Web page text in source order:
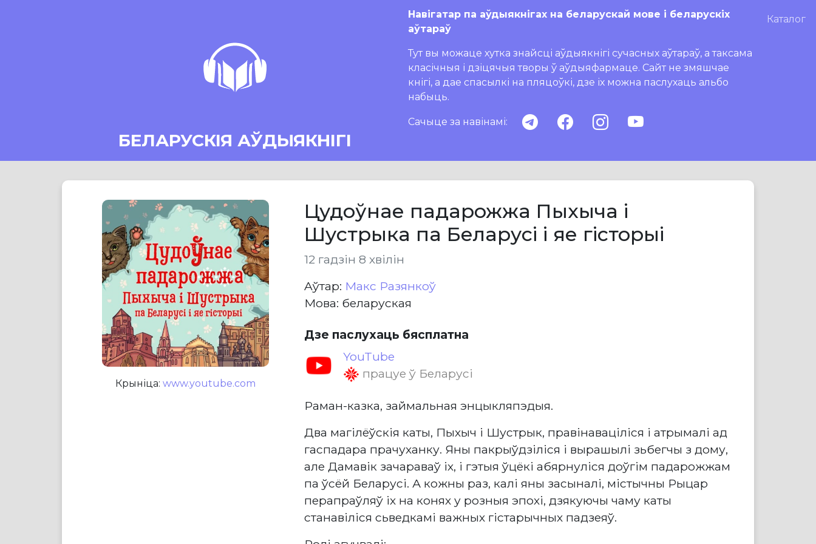
БЕЛАРУСКІЯ АЎДЫЯКНІГІ
Навігатар па аўдыякнігах на беларускай мове і беларускіх
аўтараў
Тут вы можаце хутка знайсці аўдыякнігі сучасных аўтараў, а таксама
класічныя і дзіцячыя творы ў аўдыяфармаце. Сайт не змяшчае
кнігі, а дае спасылкі на пляцоўкі, дзе іх можна паслухаць альбо
набыць.
Сачыце за навінамі:
Каталог
Крыніца: www.youtube.com
Цудоўнае падарожжа Пыхыча і
Шустрыка па Беларусі і яе гісторыі
12 гадзін 8 хвілін
Aўтар: Макс Разянкоў
Мова: беларуская
Дзе паслухаць бясплатна
YouTube
працуе ў Беларусі
Раман-казка, займальная энцыкляпэдыя.
Два магілёўскія каты, Пыхыч і Шустрык, правінаваціліся і атрымалі ад
гаспадара прачуханку. Яны пакрыўдзіліся і вырашылі зьбегчы з дому,
але Дамавік зачараваў іх, і гэтыя ўцёкі абярнуліся доўгім падарожжам
па ўсёй Беларусі. А кожны раз, калі яны засыналі, містычны Рыцар
перапраўляў іх на конях у розныя эпохі, дзякуючы чаму каты
станавіліся сьведкамі важных гістарычных падзеяў.